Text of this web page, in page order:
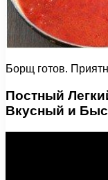
Борщ готов.
Постный
Вкусный и